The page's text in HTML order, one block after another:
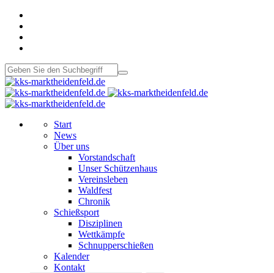
Start
News
Über uns
Vorstandschaft
Unser Schützenhaus
Vereinsleben
Waldfest
Chronik
Schießsport
Disziplinen
Wettkämpfe
Schnupperschießen
Kalender
Kontakt